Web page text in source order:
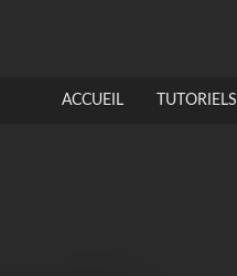
ACCUEIL TUTORIELS